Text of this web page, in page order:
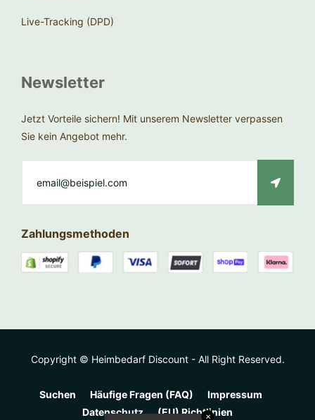
Live-Tracking (DPD)
Newsletter
Jetzt Vorteile sichern! Mit unserem Newsletter verpassen
Sie kein Angebot mehr.
Zahlungsmethoden
Copyright © Heimbedarf Discount - All Right Reserved.
Suchen Häufige Fragen (FAQ)
Impressum
Datenschutz
(EU) Richtlinien
✕